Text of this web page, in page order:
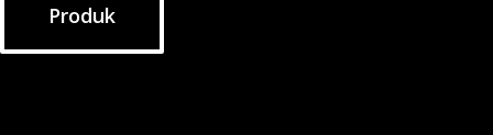
Produk